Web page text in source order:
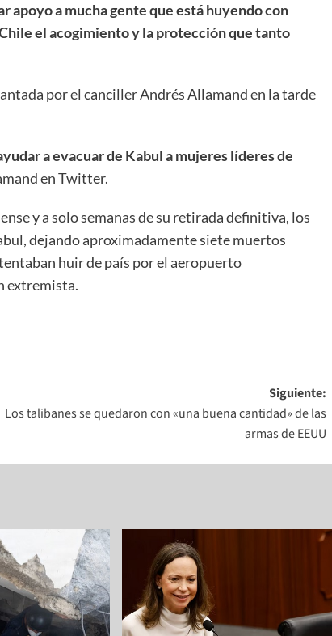
apoyo a mucha gente que está huyendo con
el acogimiento y la protección que tanto
por el canciller Andrés Allamand en la tarde
a evacuar de Kabul a mujeres líderes de
en Twitter.
y a solo semanas de su retirada definitiva, los
dejando aproximadamente siete muertos
huir de país por el aeropuerto
extremista.
Siguiente:
Los talibanes se quedaron con «una buena cantidad» de las
armas de EEUU